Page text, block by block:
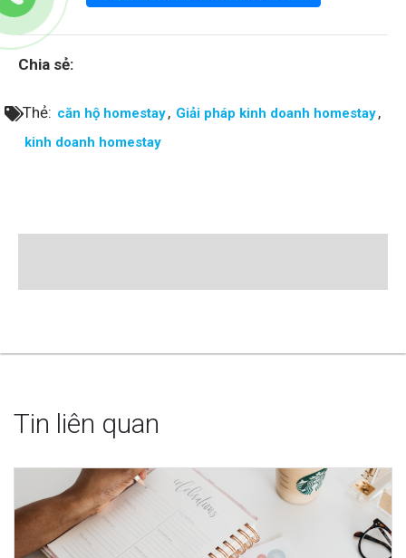
Chia sẻ:
Thẻ: căn hộ homestay, Giải pháp kinh doanh homestay,
kinh doanh homestay
Tin liên quan